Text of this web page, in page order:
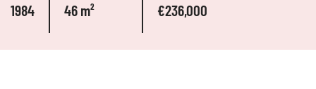
1984 46 m² €236,000